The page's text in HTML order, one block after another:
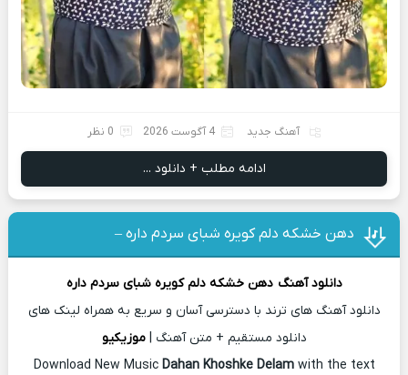
آهنگ جدید 4 آگوست 2026 0 نظر
ادامه مطلب + دانلود ...
دهن خشکه دلم کویره شبای سردم داره –
دانلود آهنگ دهن خشکه دلم کویره شبای سردم داره
دانلود آهنگ های ترند با دسترسی آسان و سریع به همراه لینک های
دانلود مستقیم + متن آهنگ | موزیکیو
Download New Music Dahan Khoshke Delam with the text